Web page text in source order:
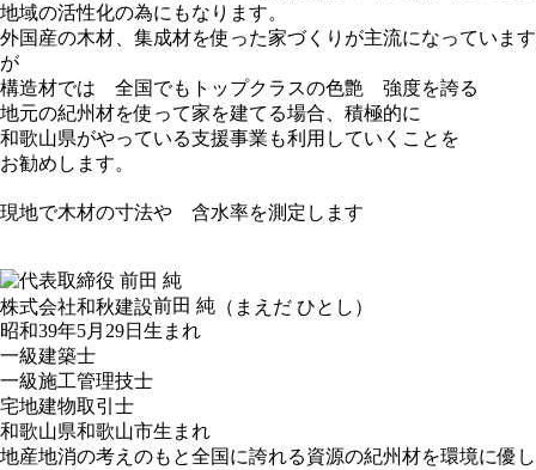
地域の活性化の為にもなります。
外国産の木材、集成材を使った家づくりが主流になっています
が
構造材では 全国でもトップクラスの色艶 強度を誇る
地元の紀州材を使って家を建てる場合、積極的に
和歌山県がやっている支援事業も利用していくことを
お勧めします。
現地で木材の寸法や 含水率を測定します
株式会社和秋建設前田 純 （まえだ ひとし）
昭和39年5月29日生まれ
一級建築士
一級施工管理技士
宅地建物取引士
和歌山県和歌山市生まれ
地産地消の考えのもと全国に誇れる資源の紀州材を環境に優し